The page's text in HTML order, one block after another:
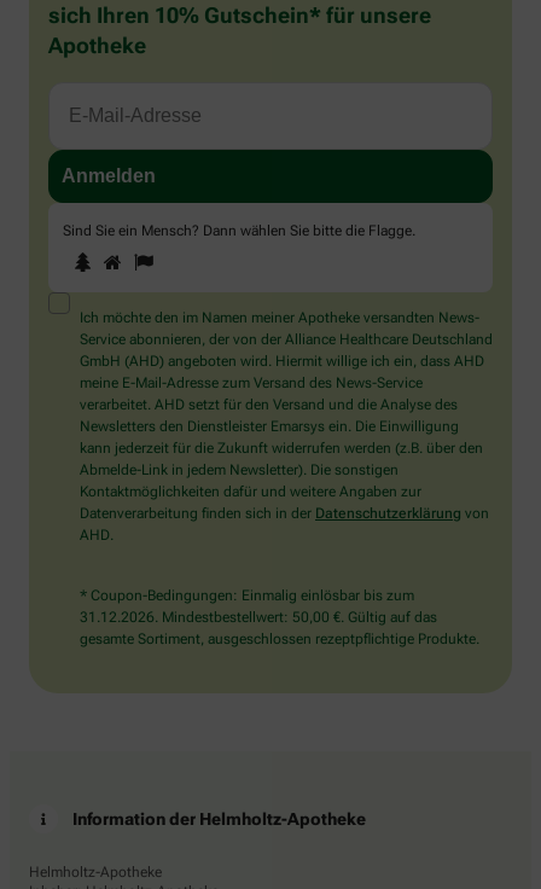
sich Ihren 10% Gutschein* für unsere
Apotheke
Sind Sie ein Mensch? Dann wählen Sie bitte die Flagge.
Sind
Sie
ein
Mensch?
Dann
wählen
Sie
bitte
die
Flagge.
1 2
Ich möchte den im Namen meiner Apotheke versandten News-
Service abonnieren, der von der Alliance Healthcare Deutschland
GmbH (AHD) angeboten wird. Hiermit willige ich ein, dass AHD
meine E-Mail-Adresse zum Versand des News-Service
verarbeitet. AHD setzt für den Versand und die Analyse des
Newsletters den Dienstleister Emarsys ein. Die Einwilligung
kann jederzeit für die Zukunft widerrufen werden (z.B. über den
Abmelde-Link in jedem Newsletter). Die sonstigen
Kontaktmöglichkeiten dafür und weitere Angaben zur
Datenverarbeitung finden sich in der Datenschutzerklärung von
AHD.
* Coupon-Bedingungen: Einmalig einlösbar bis zum
31.12.2026. Mindestbestellwert: 50,00 €. Gültig auf das
gesamte Sortiment, ausgeschlossen rezeptpflichtige Produkte.
Information der Helmholtz-Apotheke
Helmholtz-Apotheke